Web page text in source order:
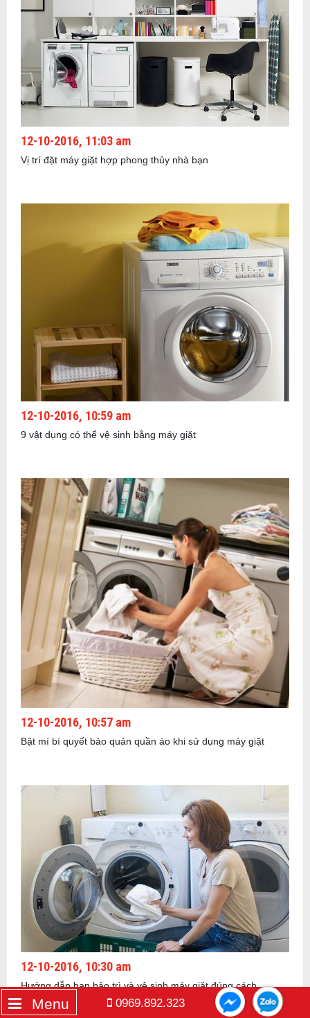
12-10-2016, 11:03 am
Vị trí đặt máy giặt hợp phong thủy nhà bạn
12-10-2016, 10:59 am
9 vật dụng có thể vệ sinh bằng máy giặt
12-10-2016, 10:57 am
Bật mí bí quyết bảo quản quần áo khi sử dụng máy giặt
12-10-2016, 10:30 am
Hướng dẫn bạn bảo trì và vệ sinh máy giặt đúng cách
Menu 0969.892.323